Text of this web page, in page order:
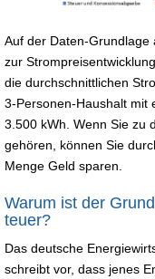
Auf der Daten-Grundlage
zur
die durchschnittlichen
3-Personen-Haushalt mit
3.500 kWh. Wenn Sie zu
gehören, können Sie
Menge Geld sparen.
Warum ist der
teuer?
Das deutsche
schreibt vor, dass jenes